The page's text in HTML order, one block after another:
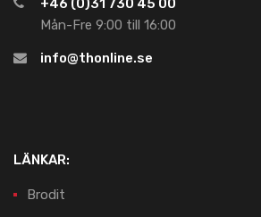
+46 (0)31 730 45 00
Mån-Fre 9:00 till 16:00
info@thonline.se
LÄNKAR:
Brodit